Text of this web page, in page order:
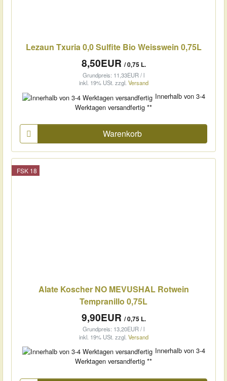
Lezaun Txuria 0,0 Sulfite Bio Weisswein 0,75L
8,50EUR / 0,75 L.
Grundpreis: 11,33EUR / l
inkl. 19% USt. zzgl. Versand
Innerhalb von 3-4
Werktagen versandfertig **
Warenkorb
FSK 18
Alate Koscher NO MEVUSHAL Rotwein
Tempranillo 0,75L
9,90EUR / 0,75 L.
Grundpreis: 13,20EUR / l
inkl. 19% USt. zzgl. Versand
Innerhalb von 3-4
Werktagen versandfertig **